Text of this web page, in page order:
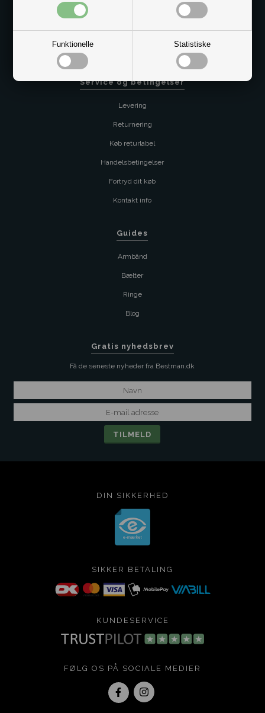
Funktionelle Statistiske
Sitemap
Service og betingelser
Levering
Returnering
Køb returlabel
Handelsbetingelser
Fortryd dit køb
Kontakt info
Guides
Armbånd
Bælter
Ringe
Blog
Gratis nyhedsbrev
Få de seneste nyheder fra Bestman.dk
DIN SIKKERHED
SIKKER BETALING
KUNDESERVICE
FØLG OS PÅ SOCIALE MEDIER